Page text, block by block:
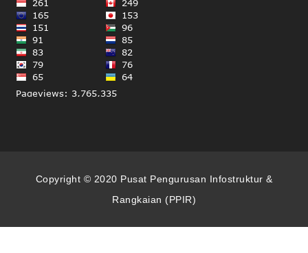
Copyright © 2020 Pusat Pengurusan Infostruktur &
Rangkaian (PPIR)